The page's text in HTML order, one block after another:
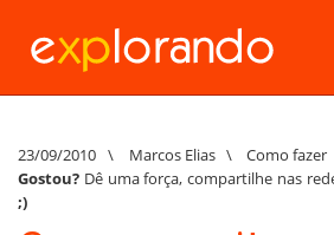
23/09/2010 \ Marcos Elias \ Como fazer
Gostou? Dê uma força, compartilhe nas
;)